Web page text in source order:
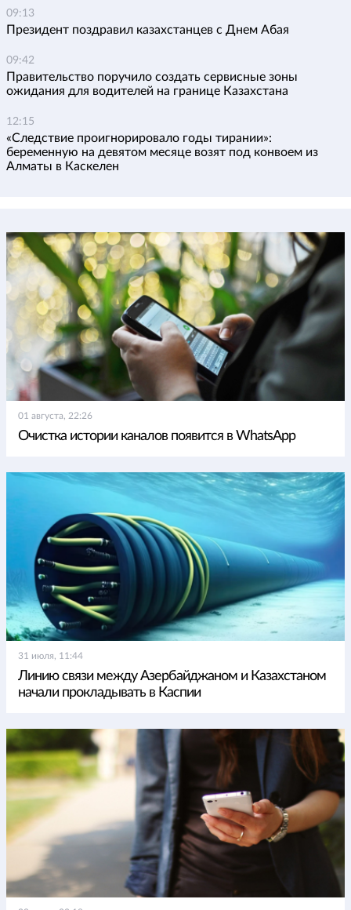
09:13
Президент поздравил казахстанцев с Днем Абая
09:42
Правительство поручило создать сервисные зоны
ожидания для водителей на границе Казахстана
12:15
«Следствие проигнорировало годы тирании»:
беременную на девятом месяце возят под конвоем из
Алматы в Каскелен
01 августа, 22:26
Очистка истории каналов появится в WhatsApp
31 июля, 11:44
Линию связи между Азербайджаном и Казахстаном
начали прокладывать в Каспии